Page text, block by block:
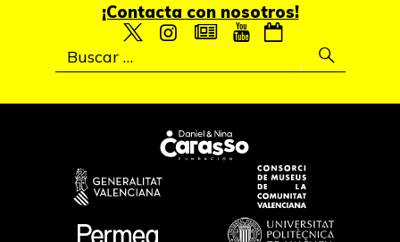
¡Contacta con nosotros!